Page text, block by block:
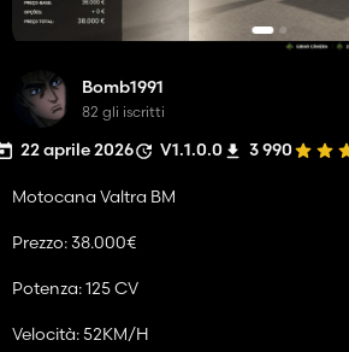
Bomb1991
82 gli iscritti
22 aprile 2026 V1.1.0.0 3 990
Motocana Valtra BM
Prezzo: 38.000€
Potenza: 125 CV
Velocità: 52KM/H